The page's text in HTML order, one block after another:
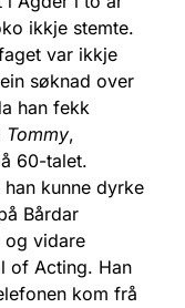
ikkje stemte.
var ikkje
søknad over
han fekk
Tommy,
60-talet.
kunne dyrke
Bårdar
og vidare
of Acting. Han
kom frå